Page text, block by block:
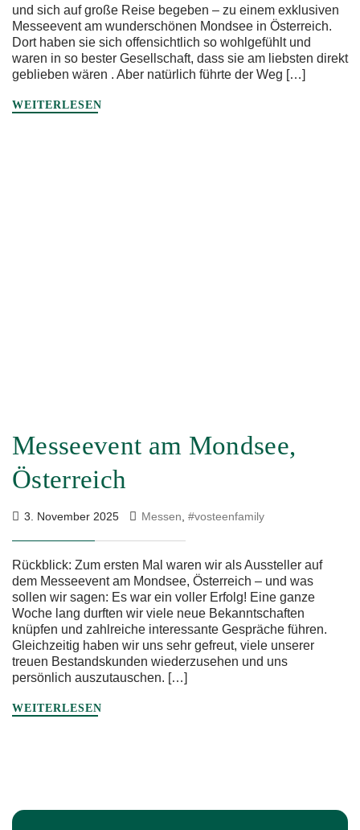
und sich auf große Reise begeben – zu einem exklusiven
Messeevent am wunderschönen Mondsee in Österreich.
Dort haben sie sich offensichtlich so wohlgefühlt und
waren in so bester Gesellschaft, dass sie am liebsten direkt
geblieben wären . Aber natürlich führte der Weg […]
WEITERLESEN
Messeevent am Mondsee,
Österreich
3. November 2025 Messen #vosteenfamily
Rückblick: Zum ersten Mal waren wir als Aussteller auf
dem Messeevent am Mondsee, Österreich – und was
sollen wir sagen: Es war ein voller Erfolg! Eine ganze
Woche lang durften wir viele neue Bekanntschaften
knüpfen und zahlreiche interessante Gespräche führen.
Gleichzeitig haben wir uns sehr gefreut, viele unserer
treuen Bestandskunden wiederzusehen und uns
persönlich auszutauschen. […]
WEITERLESEN